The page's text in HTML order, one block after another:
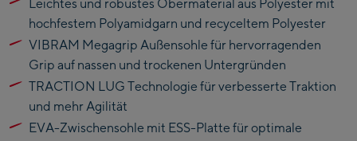
station)
Bikeworld Kaprun
Kaprun Outlet
Bike-Servicecenter
Kaprun
Zell Am See:
Leichtes und robustes Obermaterial aus Polyester mit
hochfestem Polyamidgarn und recyceltem Polyester
VIBRAM Megagrip Außensohle für hervorragenden
Grip auf nassen und trockenen Untergründen
TRACTION LUG Technologie für verbesserte Traktion
und mehr Agilität
EVA-Zwischensohle mit ESS-Platte für optimale